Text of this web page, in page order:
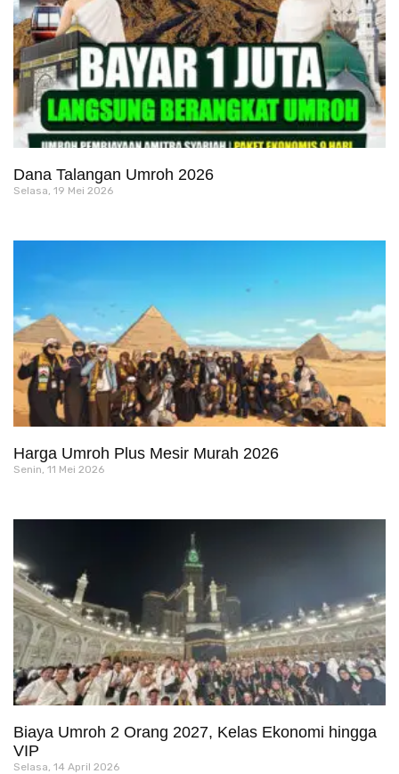
Dana Talangan Umroh 2026
Selasa, 19 Mei 2026
Harga Umroh Plus Mesir Murah 2026
Senin, 11 Mei 2026
Biaya Umroh 2 Orang 2027, Kelas Ekonomi hingga
VIP
Selasa, 14 April 2026